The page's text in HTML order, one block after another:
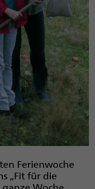
Ferien­woche
„Fit für die